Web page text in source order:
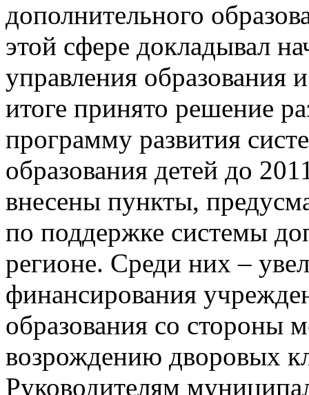
дополнительного
этой сфере докладывал
управления
итоге принято решение
программу развития
образования детей до
внесены пункты,
по поддержке системы
регионе. Среди них –
финансирования
образования со стороны
возрождению дворовых
Руководителям